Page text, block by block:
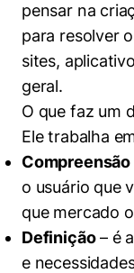
pensar na
para resolver
sites,
geral.
O que faz um
Ele trabalha
Compreensão
o usuário que
que mercado
Definição– é
e